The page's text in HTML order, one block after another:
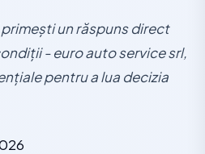
un răspuns direct
- euro auto service srl,
pentru a lua decizia